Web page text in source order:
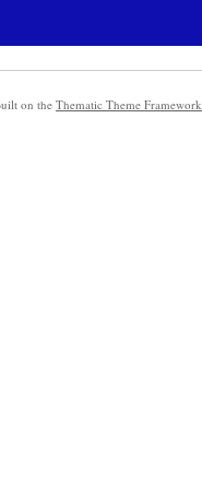
on theThematic Theme Framework